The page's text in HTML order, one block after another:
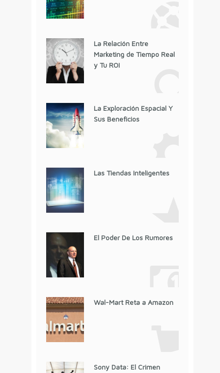
La Relación Entre
Marketing de Tiempo Real
y Tu ROI
La Exploración Espacial Y
Sus Beneficios
Las Tiendas Inteligentes
El Poder De Los Rumores
Wal-Mart Reta a Amazon
Sony Data: El Crimen